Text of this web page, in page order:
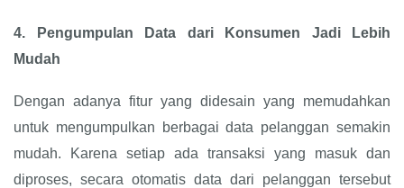
4.
Pengumpulan Data dari Konsumen Jadi Lebih
Mudah
Dengan adanya fitur yang didesain yang memudahkan
untuk mengumpulkan berbagai data pelanggan semakin
mudah. Karena setiap ada transaksi yang masuk dan
diproses, secara otomatis data dari pelanggan tersebut